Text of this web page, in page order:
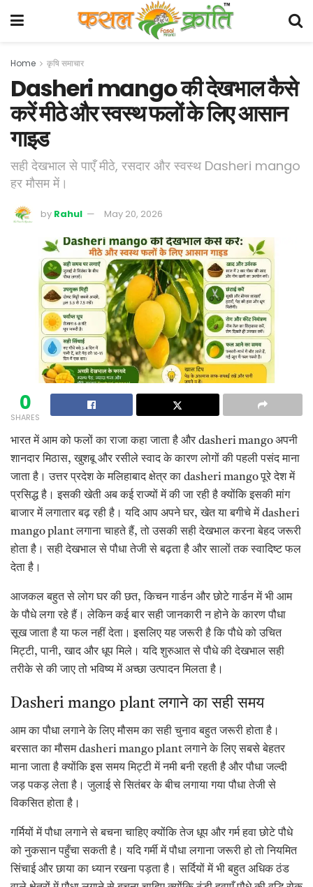
Home कृषि समाचार
Dasheri mango की देखभाल कैसे
करें मीठे और स्वस्थ फलों के लिए आसान
गाइड
सही देखभाल से पाएँ मीठे, रसदार और स्वस्थ Dasheri mango
हर मौसम में।
by Rahul May 20, 2026
0
SHARES
भारत में आम को फलों का राजा कहा जाता है और dasheri mango अपनी
शानदार मिठास, खुशबू और रसीले स्वाद के कारण लोगों की पहली पसंद माना
जाता है। उत्तर प्रदेश के मलिहाबाद क्षेत्र का dasheri mango पूरे देश में
प्रसिद्ध है। इसकी खेती अब कई राज्यों में की जा रही है क्योंकि इसकी मांग
बाजार में लगातार बढ़ रही है। यदि आप अपने घर, खेत या बगीचे में dasheri
mango plant लगाना चाहते हैं, तो उसकी सही देखभाल करना बेहद जरूरी
होता है। सही देखभाल से पौधा तेजी से बढ़ता है और सालों तक स्वादिष्ट फल
देता है।
आजकल बहुत से लोग घर की छत, किचन गार्डन और छोटे गार्डन में भी आम
के पौधे लगा रहे हैं। लेकिन कई बार सही जानकारी न होने के कारण पौधा
सूख जाता है या फल नहीं देता। इसलिए यह जरूरी है कि पौधे को उचित
मिट्टी, पानी, खाद और धूप मिले। यदि शुरुआत से पौधे की देखभाल सही
तरीके से की जाए तो भविष्य में अच्छा उत्पादन मिलता है।
Dasheri mango plant लगाने का सही समय
आम का पौधा लगाने के लिए मौसम का सही चुनाव बहुत जरूरी होता है।
बरसात का मौसम dasheri mango plant लगाने के लिए सबसे बेहतर
माना जाता है क्योंकि इस समय मिट्टी में नमी बनी रहती है और पौधा जल्दी
जड़ पकड़ लेता है। जुलाई से सितंबर के बीच लगाया गया पौधा तेजी से
विकसित होता है।
गर्मियों में पौधा लगाने से बचना चाहिए क्योंकि तेज धूप और गर्म हवा छोटे पौधे
को नुकसान पहुँचा सकती है। यदि गर्मी में पौधा लगाना जरूरी हो तो नियमित
सिंचाई और छाया का ध्यान रखना पड़ता है। सर्दियों में भी बहुत अधिक ठंड